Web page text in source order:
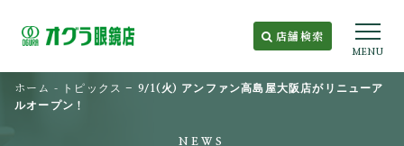
MENU
店舗検索
NEWS
ホーム - トピックス - 9/1(火) アンファン高島屋大阪店がリニューア
ルオープン！